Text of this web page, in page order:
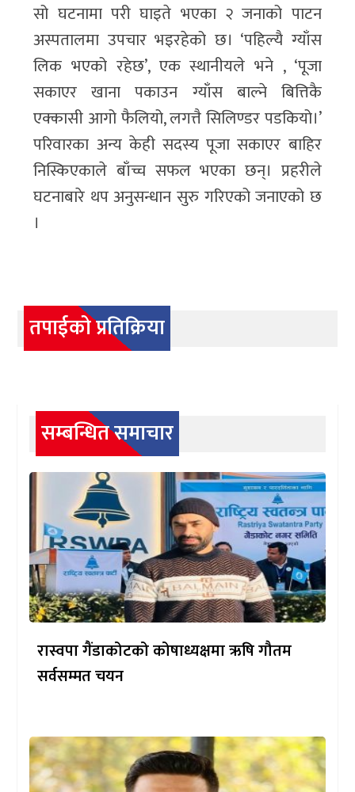
सो घटनामा परी घाइते भएका २ जनाको पाटन
अस्पतालमा उपचार भइरहेको छ। ‘पहिल्यै ग्याँस
लिक भएको रहेछ’, एक स्थानीयले भने , ‘पूजा
सकाएर खाना पकाउन ग्याँस बाल्ने बित्तिकै
एक्कासी आगो फैलियो, लगत्तै सिलिण्डर पडकियो।’
परिवारका अन्य केही सदस्य पूजा सकाएर बाहिर
निस्किएकाले बाँच्च सफल भएका छन्। प्रहरीले
घटनाबारे थप अनुसन्धान सुरु गरिएको जनाएको छ
।
तपाईको प्रतिक्रिया
सम्बन्धित समाचार
रास्वपा गैंडाकोटको कोषाध्यक्षमा ऋषि गौतम
सर्वसम्मत चयन